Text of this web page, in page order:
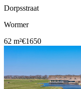
Dorpsstraat
Wormer
62 m²€1650